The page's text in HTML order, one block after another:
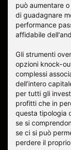
può aumentare
di guadagnare
performance
affidabile
Gli strumenti
opzioni knock-
complessi
dell’intero
per tutti gli
profitti che in
questa tipologia
se si
se ci si può
perdere il